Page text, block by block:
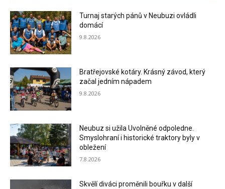
Turnaj starých pánů v Neubuzi ovládli
domácí
9.8.2026
Bratřejovské kotáry. Krásný závod, který
začal jedním nápadem
9.8.2026
Neubuz si užila Uvolněné odpoledne.
Smyslohraní i historické traktory byly v
obležení
7.8.2026
Skvělí diváci proměnili bouřku v další